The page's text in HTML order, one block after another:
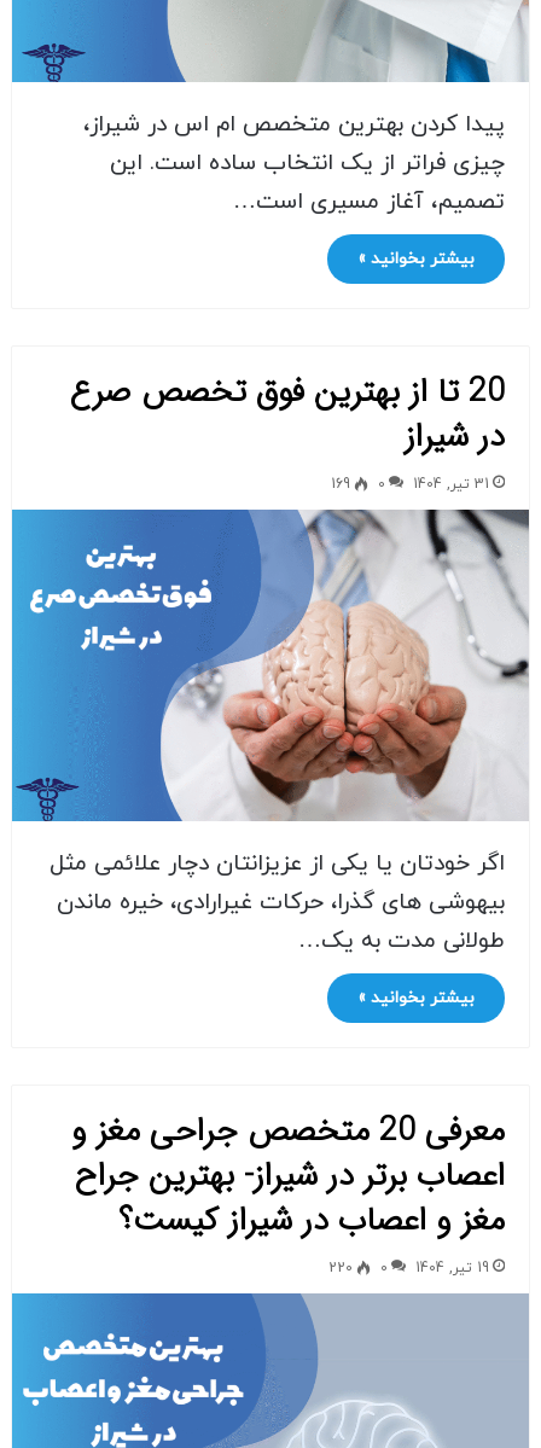
پیدا کردن بهترین متخصص ام اس در شیراز،
چیزی فراتر از یک انتخاب ساده است. این
تصمیم، آغاز مسیری است…
بیشتر بخوانید »
20 تا از بهترین فوق تخصص صرع
در شیراز
31 تیر, 1404 0
169
اگر خودتان یا یکی از عزیزانتان دچار علائمی مثل
بیهوشی های گذرا، حرکات غیرارادی، خیره ماندن
طولانی مدت به یک…
بیشتر بخوانید »
معرفی 20 متخصص جراحی مغز و
اعصاب برتر در شیراز- بهترین جراح
مغز و اعصاب در شیراز کیست؟
19 تیر, 1404 0
220